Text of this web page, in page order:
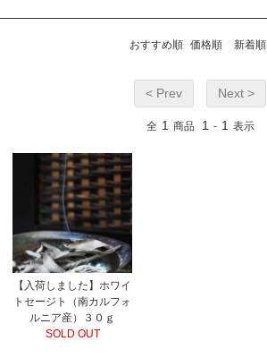
おすすめ順 価格順 新着順
< Prev Next >
全 1 商品 1 - 1 表示
【入荷しました】ホワイ
トセージト（南カルフォ
ルニア産）３０ｇ
SOLD OUT